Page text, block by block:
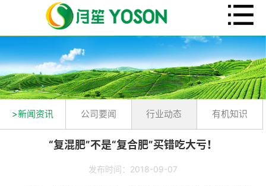
>新闻资讯 公司要闻 行业动态 有机知识
“复混肥”不是“复合肥”买错吃大亏！
发布时间：2018-09-07